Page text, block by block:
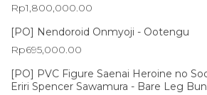
Rp1,800,000.00
[PO] Nendoroid Onmyoji - Ootengu
Rp695,000.00
[PO] PVC Figure Saenai Heroine no
Eriri Spencer Sawamura - Bare Leg